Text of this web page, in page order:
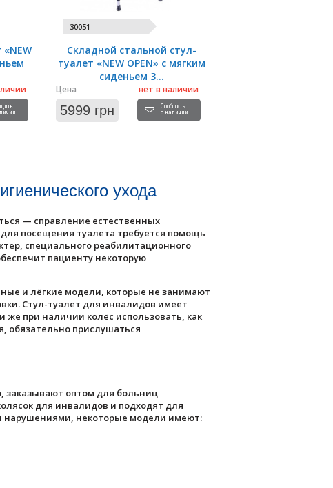
30051
Складной стальной стул-
туалет «NEW OPEN» с мягким
сиденьем 3...
нет в наличии
Сообщить
о наличии
Цена
5999 грн
ухода
— справление естественных
посещения туалета требуется помощь
специального реабилитационного
пациенту некоторую
и лёгкие модели, которые не занимают
Стул-туалет для инвалидов имеет
при наличии колёс использовать, как
обязательно прислушаться
заказывают оптом для больниц
для инвалидов и подходят для
нарушениями, некоторые модели имеют: